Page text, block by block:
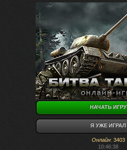
НАЧАТЬ ИГРУ
Я УЖЕ ИГРАЛ
Онлайн: 3403
10:46:38